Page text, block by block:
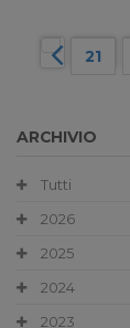
21
ARCHIVIO
Tutti
2026
2025
2024
2023